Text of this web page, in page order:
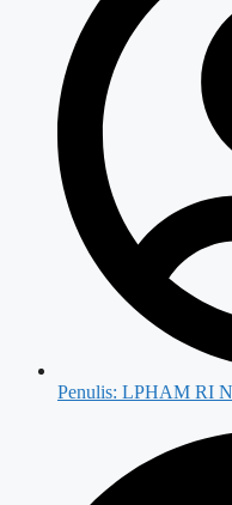
Penulis: LPHAM RI